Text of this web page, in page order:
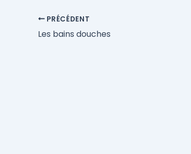
PRÉCÉDENT
Les bains douches